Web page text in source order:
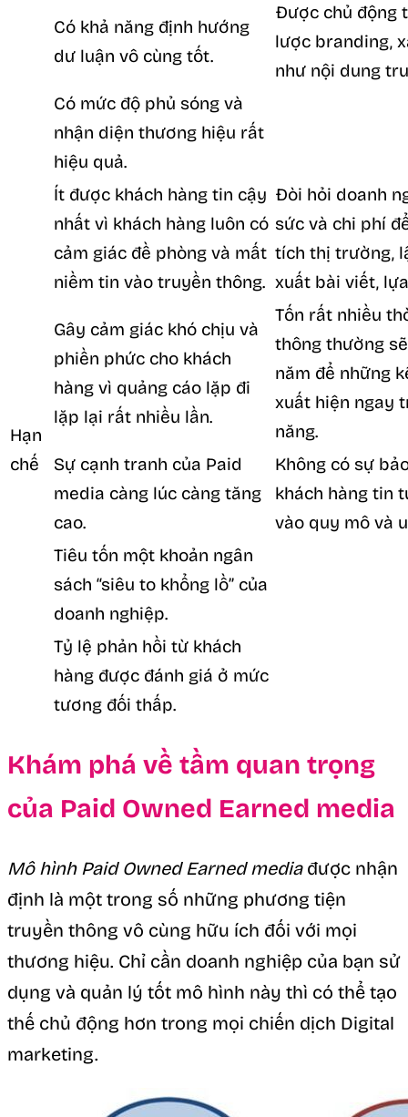
Có khả năng định hướng
dư luận vô cùng tốt.
Được chủ động
lược branding,
như nội dung
Có mức độ phủ sóng và
nhận diện thương hiệu rất
hiệu quả.
Hạn
chế
Ít được khách hàng tin cậy
nhất vì khách hàng luôn có
cảm giác đề phòng và mất
niềm tin vào truyền thông.
Đòi hỏi doanh
sức và chi phí
tích thị trường,
xuất bài viết,
Gây cảm giác khó chịu và
phiền phức cho khách
hàng vì quảng cáo lặp đi
lặp lại rất nhiều lần.
Tốn rất nhiều
thông thường
năm để những
xuất hiện ngay
năng.
Sự cạnh tranh của Paid
media càng lúc càng tăng
cao.
Không có sự
khách hàng tin
vào quy mô và
Tiêu tốn một khoản ngân
sách “siêu to khổng lồ” của
doanh nghiệp.
Tỷ lệ phản hồi từ khách
hàng được đánh giá ở mức
tương đối thấp.
Khám phá về tầm quan trọng
của Paid Owned Earned media
Mô hình Paid Owned Earned mediađược nhận
định là một trong số những phương tiện
truyền thông vô cùng hữu ích đối với mọi
thương hiệu. Chỉ cần doanh nghiệp của bạn sử
dụng và quản lý tốt mô hình này thì có thể tạo
thế chủ động hơn trong mọi chiến dịch Digital
marketing.